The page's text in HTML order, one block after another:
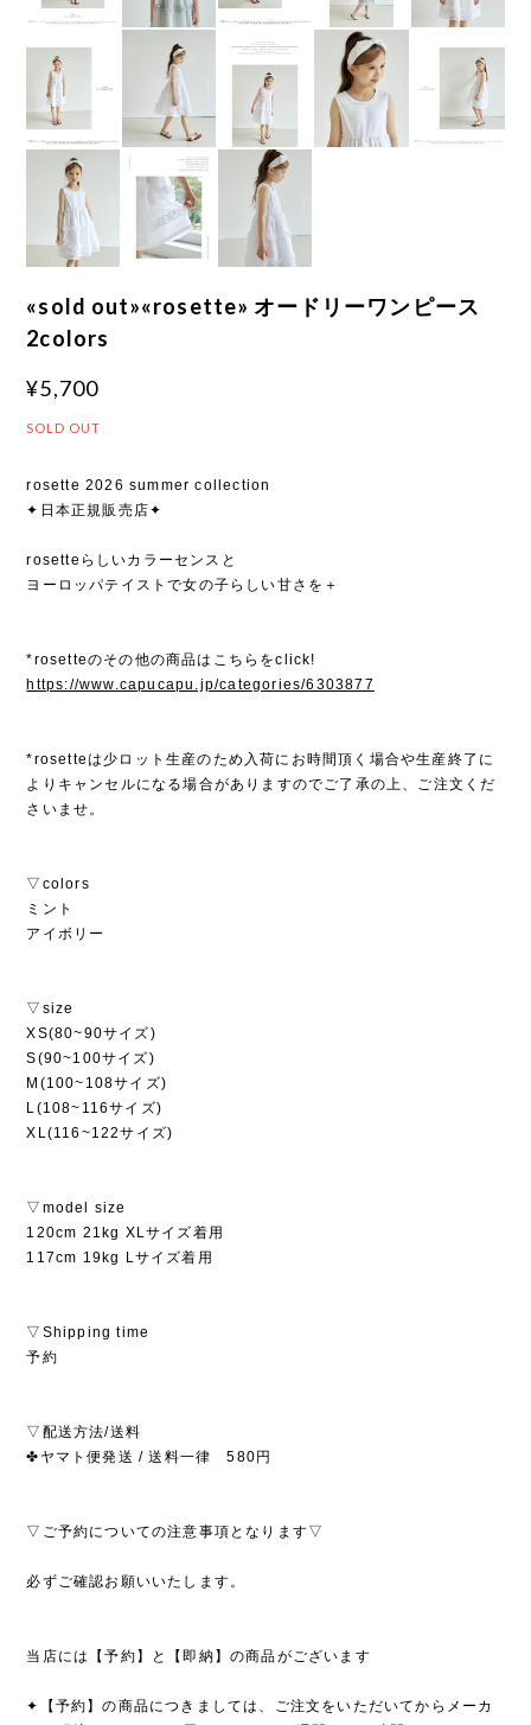
«sold out»«rosette» オードリーワンピース
2colors
¥5,700
SOLD OUT
rosette 2026 summer collection
✦日本正規販売店✦
rosetteらしいカラーセンスと
ヨーロッパテイストで女の子らしい甘さを＋
*rosetteのその他の商品はこちらをclick!
https://www.capucapu.jp/categories/6303877
*rosetteは少ロット生産のため入荷にお時間頂く場合や生産終了に
よりキャンセルになる場合がありますのでご了承の上、ご注文くだ
さいませ。
▽colors
ミント
アイボリー
▽size
XS(80~90サイズ)
S(90~100サイズ)
M(100~108サイズ)
L(108~116サイズ)
XL(116~122サイズ)
▽model size
120cm 21kg XLサイズ着用
117cm 19kg Lサイズ着用
▽Shipping time
予約
▽配送方法/送料
✤ヤマト便発送 / 送料一律 580円
▽ご予約についての注意事項となります▽
必ずご確認お願いいたします。
当店には【予約】と【即納】の商品がございます
✦【予約】の商品につきましては、ご注文をいただいてからメーカ